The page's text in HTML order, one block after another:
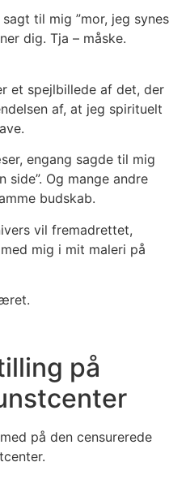
til mig ”mor, jeg synes
dig. Tja – måske.
et spejlbillede af det, der
af, at jeg spirituelt
engang sagde til mig
side”. Og mange andre
budskab.
vil fremadrettet,
mig i mit maleri på
på
på den censurerede